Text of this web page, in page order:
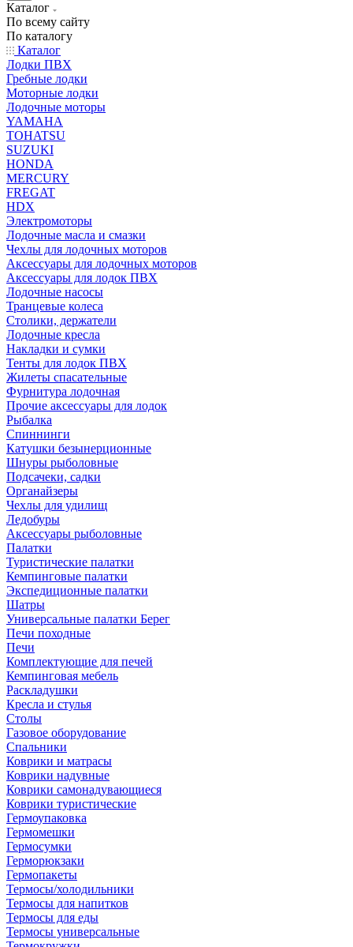
Каталог
По всему сайту
По каталогу
Каталог
Лодки ПВХ
Гребные лодки
Моторные лодки
Лодочные моторы
YAMAHA
TOHATSU
SUZUKI
HONDA
MERCURY
FREGAT
HDX
Электромоторы
Лодочные масла и смазки
Чехлы для лодочных моторов
Аксессуары для лодочных моторов
Аксессуары для лодок ПВХ
Лодочные насосы
Транцевые колеса
Столики, держатели
Лодочные кресла
Накладки и сумки
Тенты для лодок ПВХ
Жилеты спасательные
Фурнитура лодочная
Прочие аксессуары для лодок
Рыбалка
Спиннинги
Катушки безынерционные
Шнуры рыболовные
Подсачеки, садки
Органайзеры
Чехлы для удилищ
Ледобуры
Аксессуары рыболовные
Палатки
Туристические палатки
Кемпинговые палатки
Экспедиционные палатки
Шатры
Универсальные палатки Берег
Печи походные
Печи
Комплектующие для печей
Кемпинговая мебель
Раскладушки
Кресла и стулья
Столы
Газовое оборудование
Спальники
Коврики и матрасы
Коврики надувные
Коврики самонадувающиеся
Коврики туристические
Гермоупаковка
Гермомешки
Гермосумки
Герморюкзаки
Гермопакеты
Термосы/холодильники
Термосы для напитков
Термосы для еды
Термосы универсальные